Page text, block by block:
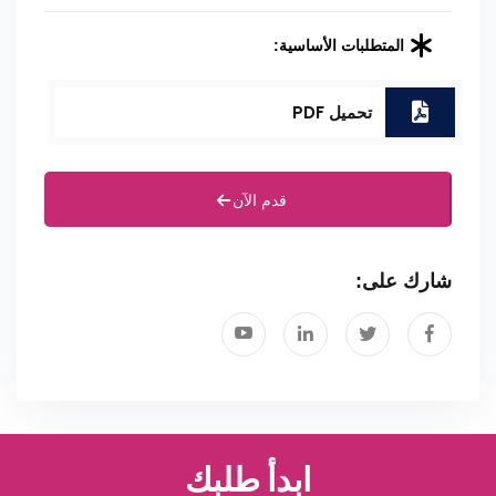
المتطلبات الأساسية:
تحميل PDF
قدم الآن
شارك على:
ابدأ طلبك